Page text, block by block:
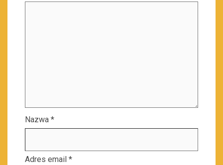
Nazwa *
Adres email *